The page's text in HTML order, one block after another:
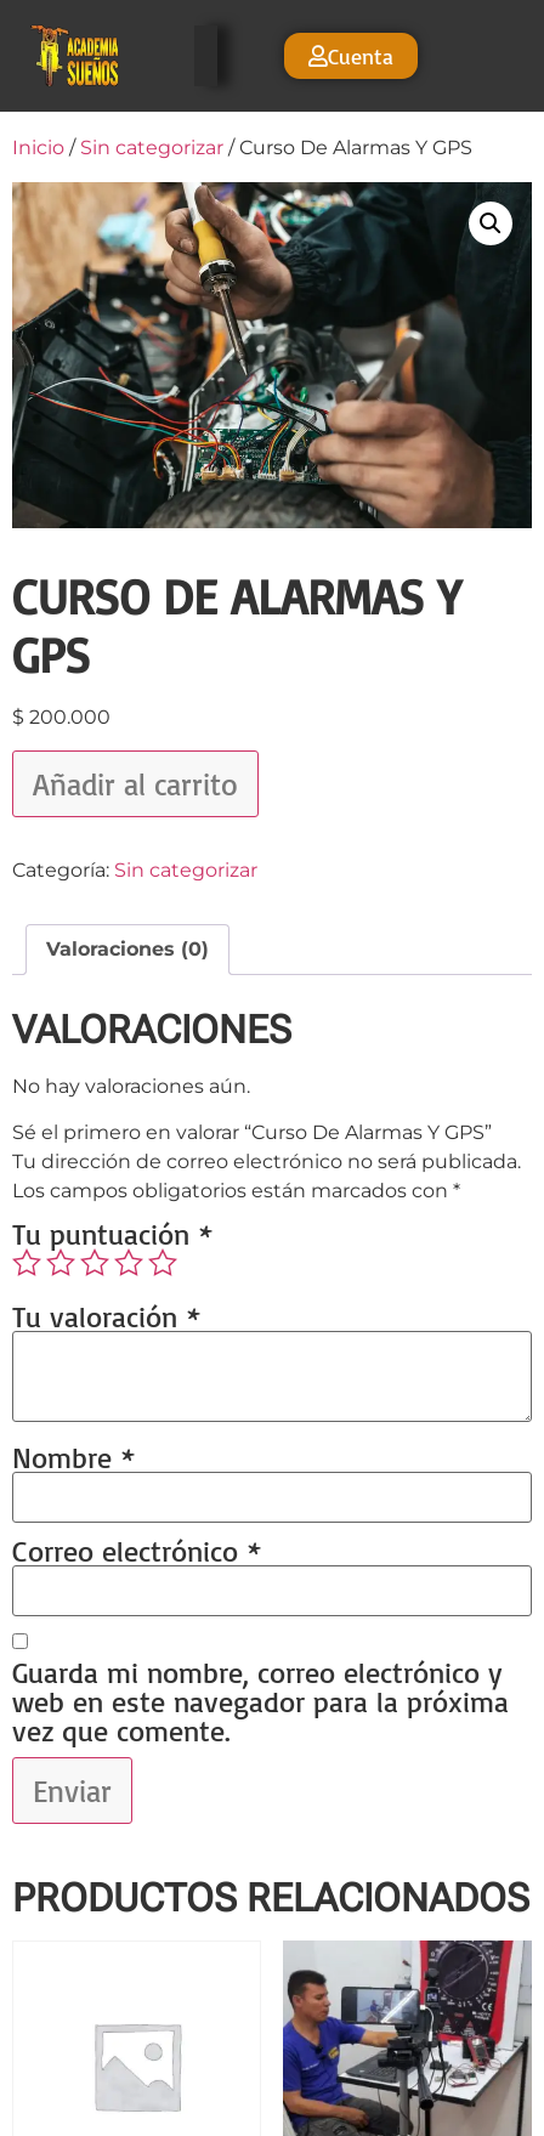
Cuenta
Inicio / Sin categorizar / Curso De Alarmas Y GPS
CURSO DE ALARMAS Y
GPS
$ 200.000
Añadir al carrito
Categoría: Sin categorizar
Valoraciones (0)
VALORACIONES
No hay valoraciones aún.
Sé el primero en valorar “Curso De Alarmas Y GPS”
Tu dirección de correo electrónico no será publicada.
Los campos obligatorios están marcados con *
Tu puntuación *
Tu valoración *
Nombre *
Correo electrónico *
Guarda mi nombre, correo electrónico y
web en este navegador para la próxima
vez que comente.
PRODUCTOS RELACIONADOS